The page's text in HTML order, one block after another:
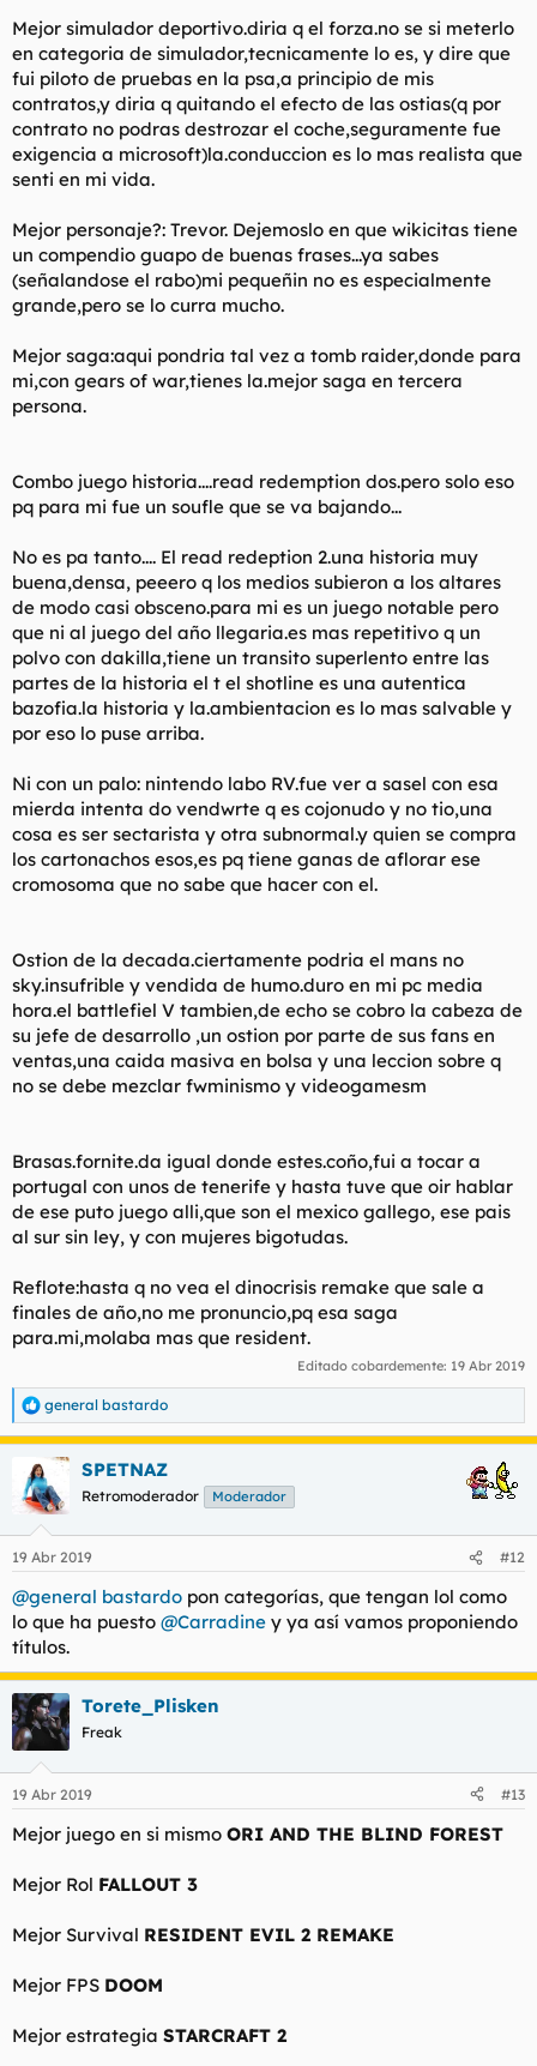
Mejor simulador deportivo.diria q el forza.no se si meterlo
en categoria de simulador,tecnicamente lo es, y dire que
fui piloto de pruebas en la psa,a principio de mis
contratos,y diria q quitando el efecto de las ostias(q por
contrato no podras destrozar el coche,seguramente fue
exigencia a microsoft)la.conduccion es lo mas realista que
senti en mi vida.
Mejor personaje?: Trevor. Dejemoslo en que wikicitas tiene
un compendio guapo de buenas frases...ya sabes
(señalandose el rabo)mi pequeñin no es especialmente
grande,pero se lo curra mucho.
Mejor saga:aqui pondria tal vez a tomb raider,donde para
mi,con gears of war,tienes la.mejor saga en tercera
persona.
Combo juego historia....read redemption dos.pero solo eso
pq para mi fue un soufle que se va bajando...
No es pa tanto.... El read redeption 2.una historia muy
buena,densa, peeero q los medios subieron a los altares
de modo casi obsceno.para mi es un juego notable pero
que ni al juego del año llegaria.es mas repetitivo q un
polvo con dakilla,tiene un transito superlento entre las
partes de la historia el t el shotline es una autentica
bazofia.la historia y la.ambientacion es lo mas salvable y
por eso lo puse arriba.
Ni con un palo: nintendo labo RV.fue ver a sasel con esa
mierda intenta do vendwrte q es cojonudo y no tio,una
cosa es ser sectarista y otra subnormal.y quien se compra
los cartonachos esos,es pq tiene ganas de aflorar ese
cromosoma que no sabe que hacer con el.
Ostion de la decada.ciertamente podria el mans no
sky.insufrible y vendida de humo.duro en mi pc media
hora.el battlefiel V tambien,de echo se cobro la cabeza de
su jefe de desarrollo ,un ostion por parte de sus fans en
ventas,una caida masiva en bolsa y una leccion sobre q
no se debe mezclar fwminismo y videogamesm
Brasas.fornite.da igual donde estes.coño,fui a tocar a
portugal con unos de tenerife y hasta tuve que oir hablar
de ese puto juego alli,que son el mexico gallego, ese pais
al sur sin ley, y con mujeres bigotudas.
Reflote:hasta q no vea el dinocrisis remake que sale a
finales de año,no me pronuncio,pq esa saga
para.mi,molaba mas que resident.
Editado cobardemente: 19 Abr 2019
R
e
a
c
i
e
:
general bastardo
SPETNAZ
Retromoderador Moderador
19 Abr 2019 #12
@general bastardo pon categorías, que tengan lol como
lo que ha puesto @Carradine y ya así vamos proponiendo
títulos.
Torete_Plisken
Freak
19 Abr 2019 #13
Mejor juego en si mismo ORI AND THE BLIND FOREST
Mejor Rol FALLOUT 3
Mejor Survival RESIDENT EVIL 2 REMAKE
Mejor FPS DOOM
Mejor estrategia STARCRAFT 2